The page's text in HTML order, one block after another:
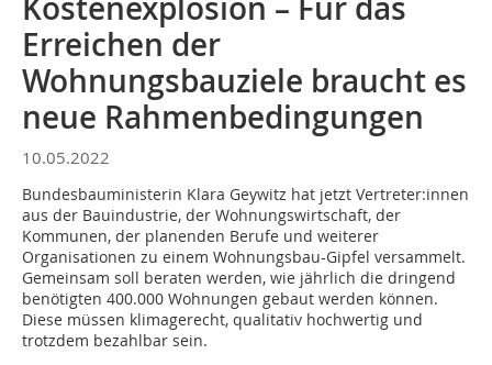
Kostenexplosion – Für das
Erreichen der
Wohnungsbauziele braucht es
neue Rahmenbedingungen
10.05.2022
Bundesbauministerin Klara Geywitz hat jetzt Vertreter:innen
aus der Bauindustrie, der Wohnungswirtschaft, der
Kommunen, der planenden Berufe und weiterer
Organisationen zu einem Wohnungsbau-Gipfel versammelt.
Gemeinsam soll beraten werden, wie jährlich die dringend
benötigten 400.000 Wohnungen gebaut werden können.
Diese müssen klimagerecht, qualitativ hochwertig und
trotzdem bezahlbar sein.